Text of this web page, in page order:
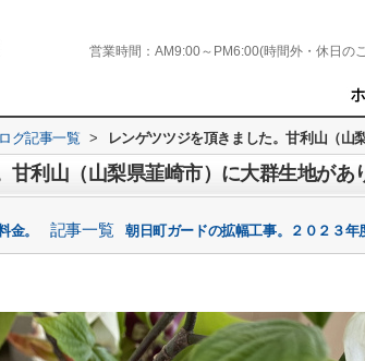
営業時間： AM9:00～PM6:00(時間外・休日の
グ記事一覧 > レンゲツツジを頂きました。甘利山（山
利山（山梨県韮崎市）に大群生地があ
。 記事一覧 朝日町ガードの拡幅工事。２０２３